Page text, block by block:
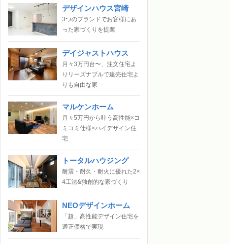
デザインハウス宮崎
3つのブランドでお客様にあ
った家づくりを提案
デイジャストハウス
月々3万円台〜、注文住宅よ
りリーズナブルで建売住宅よ
りも自由な家
マルケンホーム
月々5万円から叶う高性能×コ
ミコミ仕様×ハイデザイン住
宅
トータルハウジング
耐震・耐久・耐火に優れた2×
4工法&独創的な家づくり
NEOデザインホーム
「超」高性能デザイン住宅を
適正価格で実現